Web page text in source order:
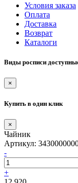
Условия заказа
Оплата
Доставка
Возврат
Каталоги
Виды росписи
×
Купить в один клик
×
Чайник
Артикул:
-
+